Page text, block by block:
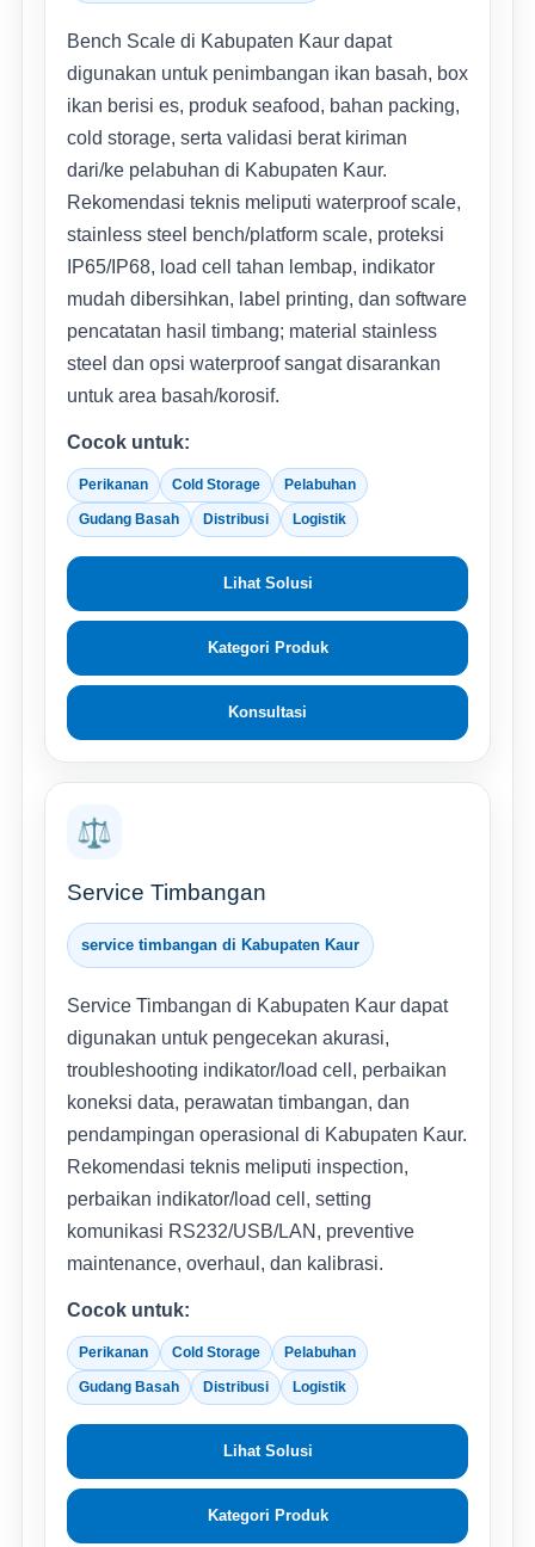
Bench Scale di Kabupaten Kaur dapat
digunakan untuk penimbangan ikan basah, box
ikan berisi es, produk seafood, bahan packing,
cold storage, serta validasi berat kiriman
dari/ke pelabuhan di Kabupaten Kaur.
Rekomendasi teknis meliputi waterproof scale,
stainless steel bench/platform scale, proteksi
IP65/IP68, load cell tahan lembap, indikator
mudah dibersihkan, label printing, dan software
pencatatan hasil timbang; material stainless
steel dan opsi waterproof sangat disarankan
untuk area basah/korosif.
Cocok untuk:
Perikanan Cold Storage Pelabuhan
Gudang Basah Distribusi Logistik
Lihat Solusi
Kategori Produk
Konsultasi
⚖️
Service Timbangan
service timbangan di Kabupaten Kaur
Service Timbangan di Kabupaten Kaur dapat
digunakan untuk pengecekan akurasi,
troubleshooting indikator/load cell, perbaikan
koneksi data, perawatan timbangan, dan
pendampingan operasional di Kabupaten Kaur.
Rekomendasi teknis meliputi inspection,
perbaikan indikator/load cell, setting
komunikasi RS232/USB/LAN, preventive
maintenance, overhaul, dan kalibrasi.
Cocok untuk:
Perikanan Cold Storage Pelabuhan
Gudang Basah Distribusi Logistik
Lihat Solusi
Kategori Produk